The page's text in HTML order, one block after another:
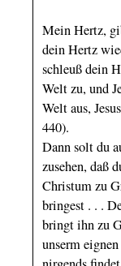
Mein Hertz,
dein Hertz
schleuß dein
Welt zu, und
Welt aus,
440).
Dann solt du
zusehen, daß
Christum zu
bringest . . .
bringt ihn zu
unserm